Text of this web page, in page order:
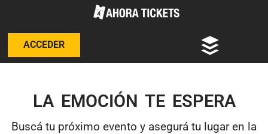
ACCEDER
LA EMOCIÓN TE ESPERA
Buscá tu próximo evento y asegurá tu lugar en la